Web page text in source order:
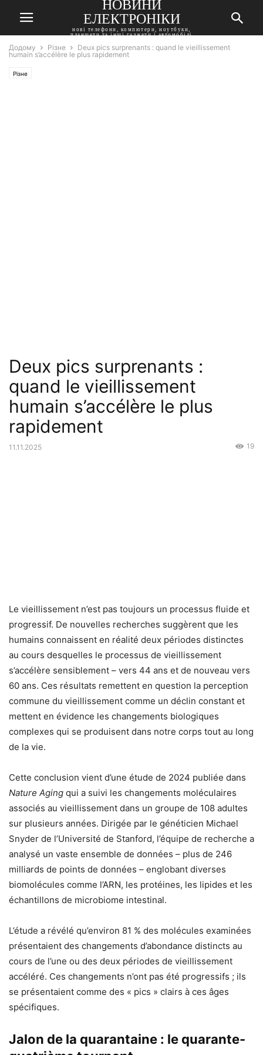
НОВИНИ
ЕЛЕКТРОНІКИ
нові телефони, компютери, ноутбуки,
планшети та інші гаджети і автомобілі
Додому Різне
Deux pics surprenants : quand le vieillissement
humain s’accélère le plus rapidement
Різне
Deux pics surprenants :
quand le vieillissement
humain s’accélère le plus
rapidement
11.11.2025 19
Le vieillissement n’est pas toujours un processus fluide et
progressif. De nouvelles recherches suggèrent que les
humains connaissent en réalité deux périodes distinctes
au cours desquelles le processus de vieillissement
s’accélère sensiblement – ​​vers 44 ans et de nouveau vers
60 ans. Ces résultats remettent en question la perception
commune du vieillissement comme un déclin constant et
mettent en évidence les changements biologiques
complexes qui se produisent dans notre corps tout au long
de la vie.
Cette conclusion vient d’une étude de 2024 publiée dans
Nature Aging qui a suivi les changements moléculaires
associés au vieillissement dans un groupe de 108 adultes
sur plusieurs années. Dirigée par le généticien Michael
Snyder de l’Université de Stanford, l’équipe de recherche a
analysé un vaste ensemble de données – plus de 246
milliards de points de données – englobant diverses
biomolécules comme l’ARN, les protéines, les lipides et les
échantillons de microbiome intestinal.
L’étude a révélé qu’environ 81 % des molécules examinées
présentaient des changements d’abondance distincts au
cours de l’une ou des deux périodes de vieillissement
accéléré. Ces changements n’ont pas été progressifs ; ils
se présentaient comme des « pics » clairs à ces âges
spécifiques.
Jalon de la quarantaine : le quarante-